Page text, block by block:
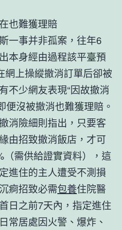
也難獲理賠
一事并非孤案，往年6
本身經由過程該平臺預
網上操縱撤消訂單后卻被
不少網友表現“因故撤消
便沒被撤消也難獲理賠。
消險細則指出，只要客
由招致撤消飯店，才可
需供給證實資料），這
進住的主人遭受不測損
痾招致必需包養住院醫
日之前7天內，指定進住
常居處因火警、爆炸、